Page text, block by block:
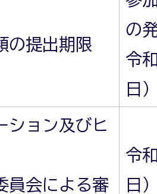
の提出期限
の
令
日
ション及びヒ
員会による審
令
日